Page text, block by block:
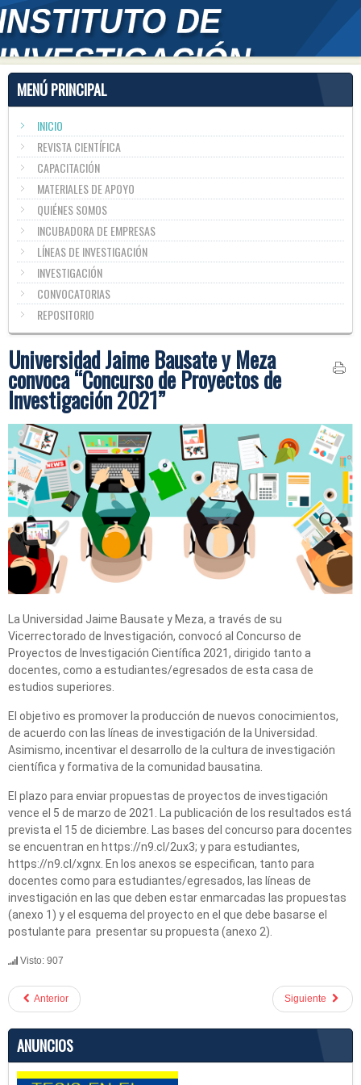
MENÚ PRINCIPAL
INICIO
REVISTA CIENTÍFICA
CAPACITACIÓN
MATERIALES DE APOYO
QUIÉNES SOMOS
INCUBADORA DE EMPRESAS
LÍNEAS DE INVESTIGACIÓN
INVESTIGACIÓN
CONVOCATORIAS
REPOSITORIO
Universidad Jaime Bausate y Meza
convoca “Concurso de Proyectos de
Investigación 2021”
La Universidad Jaime Bausate y Meza, a través de su
Vicerrectorado de Investigación, convocó al Concurso de
Proyectos de Investigación Científica 2021, dirigido tanto a
docentes, como a estudiantes/egresados de esta casa de
estudios superiores.
El objetivo es promover la producción de nuevos conocimientos,
de acuerdo con las líneas de investigación de la Universidad.
Asimismo, incentivar el desarrollo de la cultura de investigación
científica y formativa de la comunidad bausatina.
El plazo para enviar propuestas de proyectos de investigación
vence el 5 de marzo de 2021. La publicación de los resultados está
prevista el 15 de diciembre. Las bases del concurso para docentes
se encuentran en https://n9.cl/2ux3; y para estudiantes,
https://n9.cl/xgnx. En los anexos se especifican, tanto para
docentes como para estudiantes/egresados, las líneas de
investigación en las que deben estar enmarcadas las propuestas
(anexo 1) y el esquema del proyecto en el que debe basarse el
postulante para presentar su propuesta (anexo 2).
Visto: 907
Anterior Siguiente
ANUNCIOS